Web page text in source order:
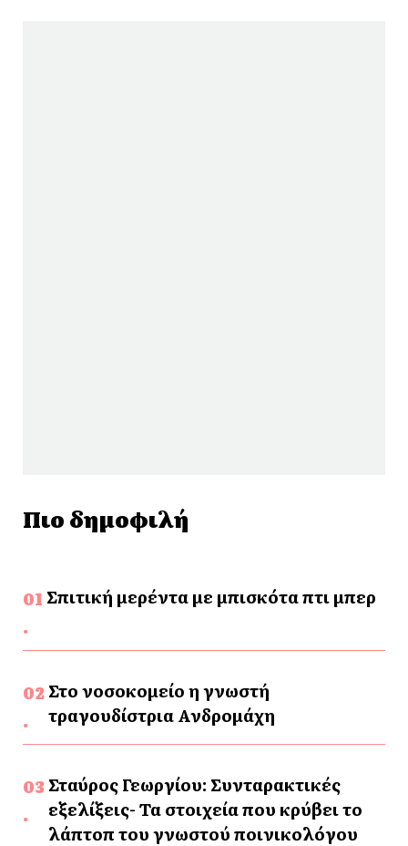
Πιο δημοφιλή
Σπιτική μερέντα με μπισκότα πτι μπερ
Στο νοσοκομείο η γνωστή
τραγουδίστρια Ανδρομάχη
Σταύρος Γεωργίου: Συνταρακτικές
εξελίξεις- Τα στοιχεία που κρύβει το
λάπτοπ του γνωστού ποινικολόγου